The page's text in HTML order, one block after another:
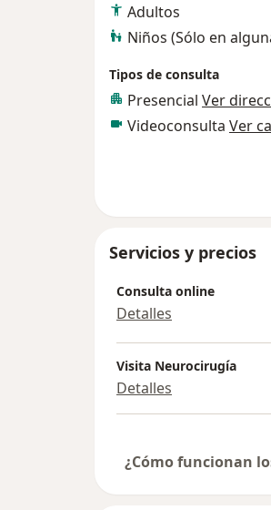
Adultos
Niños (Sólo en
Tipos de consulta
Presencial Ver
Videoconsulta Ver
Servicios y precios
Consulta online
Detalles
Visita Neurocirugía
Detalles
¿Cómo funcionan